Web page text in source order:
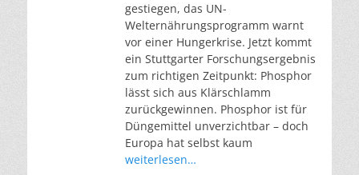
gestiegen, das UN-
Welternährungsprogramm warnt
vor einer Hungerkrise. Jetzt kommt
ein Stuttgarter Forschungsergebnis
zum richtigen Zeitpunkt: Phosphor
lässt sich aus Klärschlamm
zurückgewinnen. Phosphor ist für
Düngemittel unverzichtbar – doch
Europa hat selbst kaum
weiterlesen…